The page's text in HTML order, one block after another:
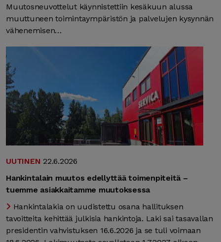
Muutosneuvottelut käynnistettiin kesäkuun alussa
muuttuneen toimintaympäristön ja palvelujen kysynnän
vähenemisen…
UUTINEN 22.6.2026
Hankintalain muutos edellyttää toimenpiteitä –
tuemme asiakkaitamme muutoksessa
Hankintalakia on uudistettu osana hallituksen
tavoitteita kehittää julkisia hankintoja. Laki sai tasavallan
presidentin vahvistuksen 16.6.2026 ja se tuli voimaan